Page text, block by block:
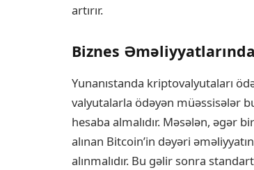
artırır.
Biznes
Yunanıstanda kriptovalyutaları
valyutalarla ödəyən müəssisələr
hesaba almalıdır. Məsələn, əgər
alınan Bitcoin’in dəyəri
alınmalıdır. Bu gəlir sonra